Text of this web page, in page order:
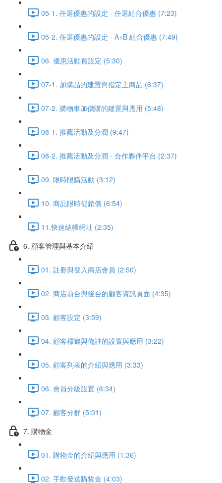
05-1. 任選優惠的設定 - 任選組合優惠 (7:23)
05-2. 任選優惠的設定 - A+B 組合優惠 (7:49)
06. 優惠活動頁設定 (5:30)
07-1. 加購品的建置與指定主商品 (6:37)
07-2. 購物車加價購的建置與應用 (5:48)
08-1. 推薦活動及分潤 (9:47)
08-2. 推薦活動及分潤 - 合作夥伴平台 (2:37)
09. 限時限購活動 (3:12)
10. 商品限時促銷價 (6:54)
11.快速結帳網址 (2:35)
6. 顧客管理與基本介紹
01. 註冊與登入商店會員 (2:50)
02. 商店前台與後台的顧客資訊頁面 (4:35)
03. 顧客設定 (3:59)
04. 顧客標籤與備註的設置與應用 (3:22)
05. 顧客列表的介紹與應用 (3:33)
06. 會員分級設置 (6:34)
07. 顧客分群 (5:01)
7. 購物金
01. 購物金的介紹與應用 (1:36)
02. 手動發送購物金 (4:03)